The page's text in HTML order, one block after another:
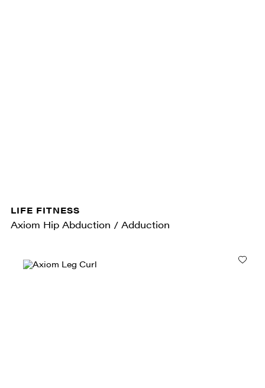
LIFE FITNESS
Axiom Hip Abduction / Adduction